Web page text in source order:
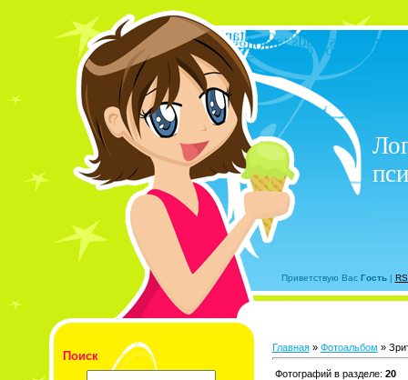
Приветствую Вас Гость|
Поиск
Главная» Фотоальбом »
Фотографий в разделе: 20